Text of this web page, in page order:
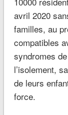
avril 2020
familles, au
compatibles
syndromes
l’isolement,
de leurs
force.